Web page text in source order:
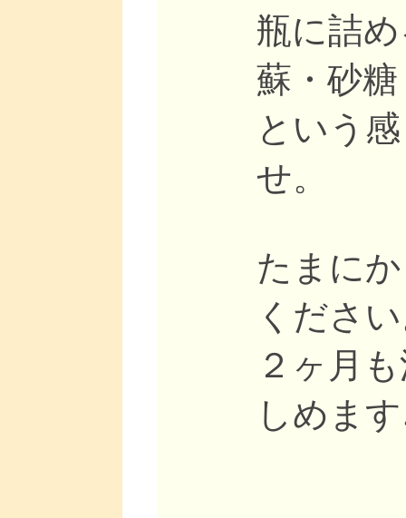
瓶に詰
蘇・砂
という
せ。
たまに
くださ
２ヶ月
しめま